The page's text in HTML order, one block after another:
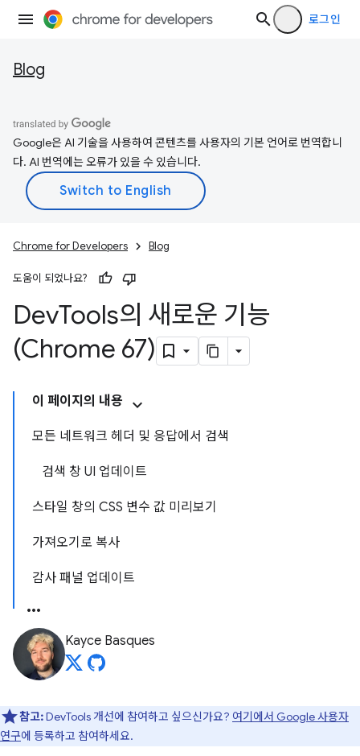
로그인
Blog
Google은 AI 기술을 사용하여 콘텐츠를 사용자의 기본 언어로 번역합니
다. AI 번역에는 오류가 있을 수 있습니다.
Chrome for Developers Blog
도움이 되었나요?
DevTools의 새로운 기능
(Chrome 67)
이 페이지의 내용
모든 네트워크 헤더 및 응답에서 검색
검색 창 UI 업데이트
스타일 창의 CSS 변수 값 미리보기
가져오기로 복사
감사 패널 업데이트
Kayce Basques
참고:DevTools 개선에 참여하고 싶으신가요? 여기에서 Google 사용자
연구에 등록하고 참여하세요.